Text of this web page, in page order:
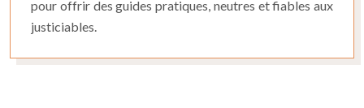
pour offrir des guides pratiques, neutres et fiables aux
justiciables.